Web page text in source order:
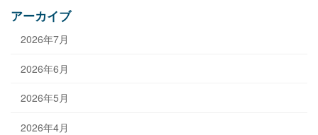
アーカイブ
2026年7月
2026年6月
2026年5月
2026年4月